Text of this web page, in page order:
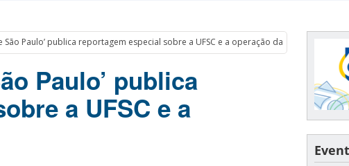
São Paulo’ publica reportagem especial sobre a UFSC e a operação da PF
Paulo’ publica
a UFSC e a